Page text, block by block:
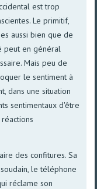
est trop
Le primitif,
aussi bien que de
peut en général
Mais peu de
le sentiment à
dans une situation
sentimentaux d'être
des confitures. Sa
le téléphone
réclame son